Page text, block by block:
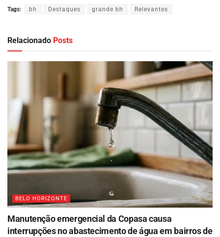
Tags: bh Destaques grande bh Relevantes
Relacionado Posts
BELO HORIZONTE
Manutenção emergencial da Copasa causa
interrupções no abastecimento de água em bairros de